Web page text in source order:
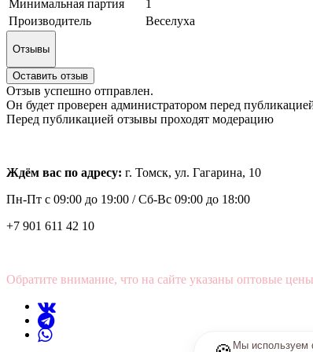
Минимальная партия
1
Производитель
Веселуха
Отзывы
Оставить отзыв
Отзыв успешно отправлен.
Он будет проверен администратором перед
Перед публикацией отзывы проходят модерацию
Ждём вас по адресу: г. Томск, ул. Гагарина, 10
Пн-Пт с 09:00 до 19:00 /Сб-Вс 09:00 до 18:00
+7 901 611 42 10
Обратите внимание, что на сайте указаны оптовые
Мы используем